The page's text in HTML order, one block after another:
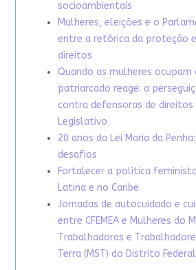
socioambientais
Mulheres, eleições e o
entre a retórica da proteção
direitos
Quando as mulheres ocupam
patriarcado reage: a
contra defensoras de direitos
Legislativo
20 anos da Lei Maria da
desafios
Fortalecer a política
Latina e no Caribe
Jornadas de autocuidado e
entre CFEMEA e Mulheres do
Trabalhadoras e
Terra (MST) do Distrito